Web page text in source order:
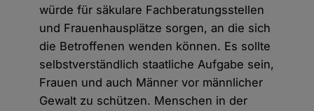
würde für säkulare Fachberatungsstellen
und Frauenhausplätze sorgen, an die sich
die Betroffenen wenden können. Es sollte
selbstverständlich staatliche Aufgabe sein,
Frauen und auch Männer vor männlicher
Gewalt zu schützen. Menschen in der